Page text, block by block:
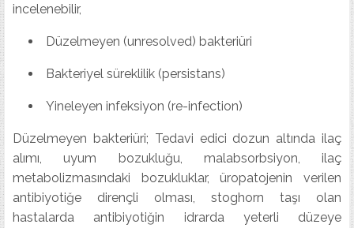
incelenebilir,
Düzelmeyen (unresolved) bakteriüri
Bakteriyel süreklilik (persistans)
Yineleyen infeksiyon (re-infection)
Düzelmeyen bakteriüri; Tedavi edici dozun altında ilaç
alımı, uyum bozukluğu, malabsorbsiyon, ilaç
metabolizmasındaki bozukluklar, üropatojenin verilen
antibiyotiğe dirençli olması, stoghorn taşı olan
hastalarda antibiyotiğin idrarda yeterli düzeye